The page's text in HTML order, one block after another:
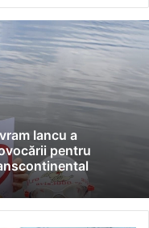
Iancu a
pentru